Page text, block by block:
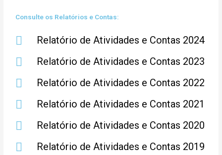
Consulte os Relatórios e Contas:
Relatório de Atividades e Contas 2024
Relatório de Atividades e Contas 2023
Relatório de Atividades e Contas 2022
Relatório de Atividades e Contas 2021
Relatório de Atividades e Contas 2020
Relatório de Atividades e Contas 2019